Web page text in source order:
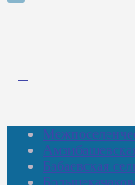
Бабаевская